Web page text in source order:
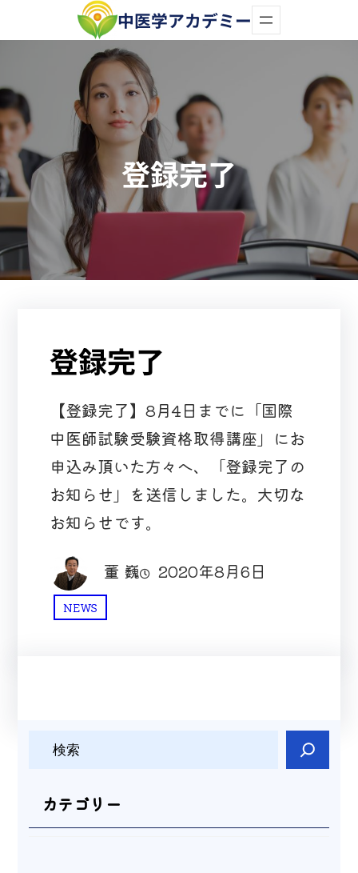
容
ス
キ
ッ
プ
中医学アカデミー
登録完了
登録完了
【登録完了】8月4日までに「国際
中医師試験受験資格取得講座」にお
申込み頂いた方々へ、「登録完了の
お知らせ」を送信しました。大切な
お知らせです。
董 巍 2020年8月6日
NEWS
カテゴリー